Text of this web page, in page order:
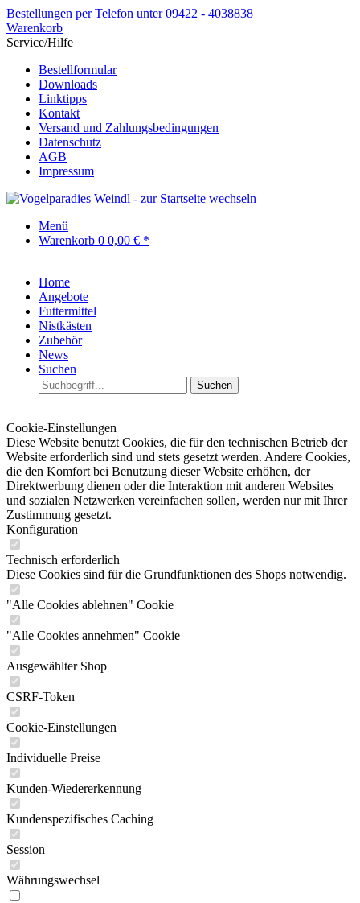
Bestellungen per Telefon unter 09422 - 4038838
Warenkorb
Service/Hilfe
Bestellformular
Downloads
Linktipps
Kontakt
Versand und Zahlungsbedingungen
Datenschutz
AGB
Impressum
Menü
Warenkorb 0 0,00 € *
Home
Angebote
Futtermittel
Nistkästen
Zubehör
News
Suchen
Suchen
Cookie-Einstellungen
Diese Website benutzt Cookies, die für den technischen Betrieb der
Website erforderlich sind und stets gesetzt werden. Andere Cookies,
die den Komfort bei Benutzung dieser Website erhöhen, der
Direktwerbung dienen oder die Interaktion mit anderen Websites
und sozialen Netzwerken vereinfachen sollen, werden nur mit Ihrer
Zustimmung gesetzt.
Konfiguration
Technisch erforderlich
Diese Cookies sind für die Grundfunktionen des Shops notwendig.
"Alle Cookies ablehnen" Cookie
"Alle Cookies annehmen" Cookie
Ausgewählter Shop
CSRF-Token
Cookie-Einstellungen
Individuelle Preise
Kunden-Wiedererkennung
Kundenspezifisches Caching
Session
Währungswechsel